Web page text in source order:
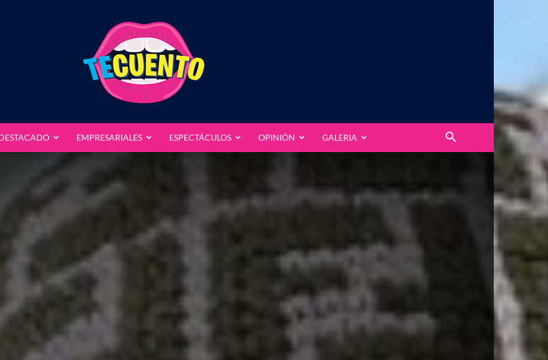
Cuento
EMPRESARIALES ESPECTÁCULOS OPINIÓN GALERIA